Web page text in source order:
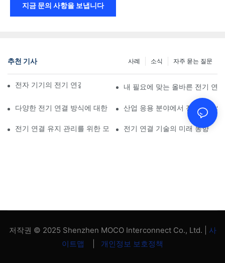
지금 문의 사항을 보냅니다
추천 기사 자주 묻는 질문
소식
사례
전자 기기의 전기 연결에 미치는 기술의 영향내 필요에 맞는 올바른 전기 연
다양한 전기 연결 방식에 대한 비교 분석산업 응용 분야에서 전기 연결의
전기 연결 유지 관리를 위한 모범 사례전기 연결 기술의 미래 동향
저작권 © 2025 Shenzhen MOCO Interconnect Co., Ltd. |
사
이트맵
개인정보 보호정책